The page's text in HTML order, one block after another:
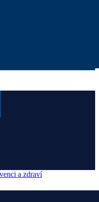
a zdraví